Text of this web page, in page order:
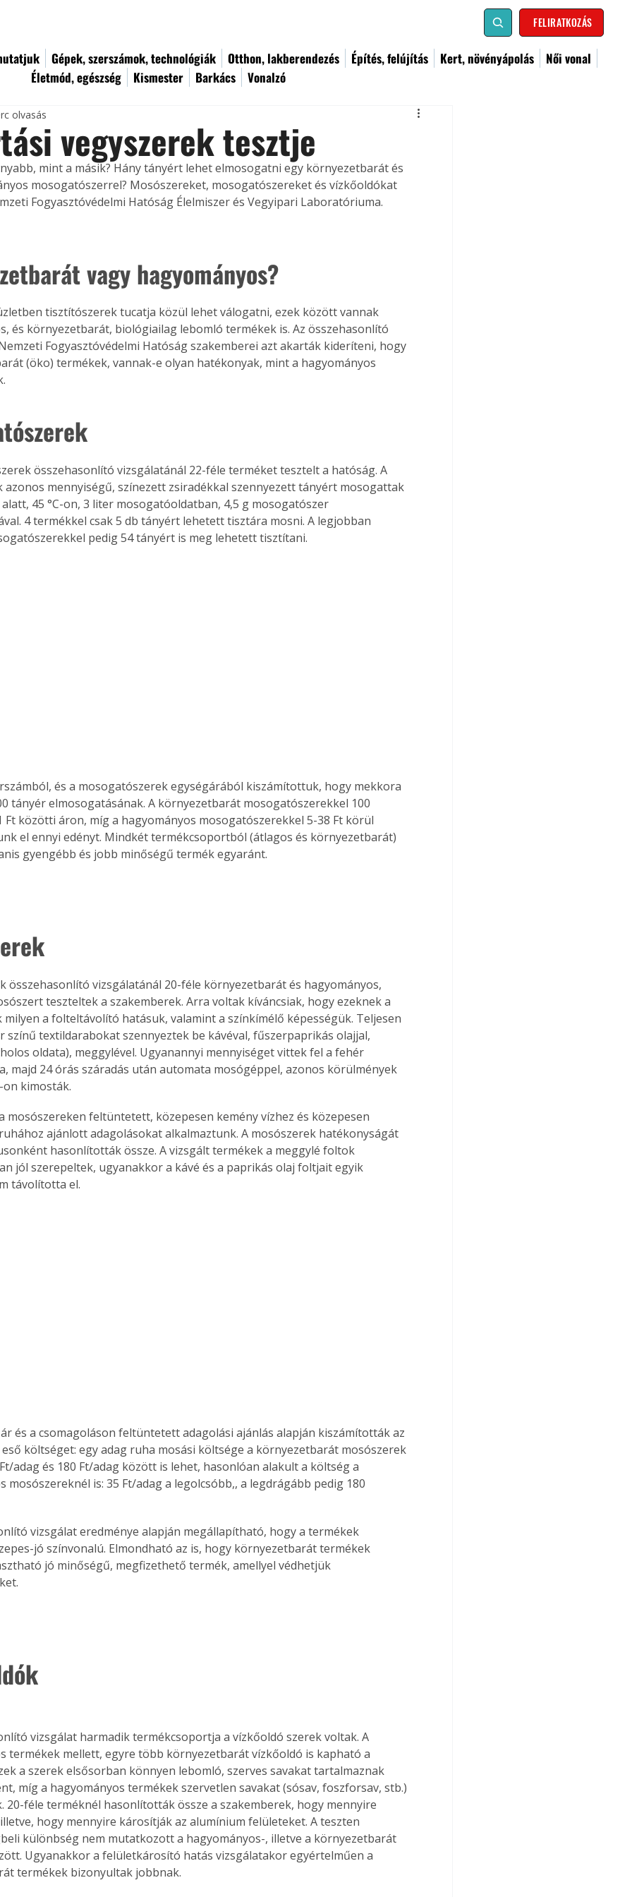
FELIRATKOZÁS
Gépek, szerszámok, technológiák Otthon, lakberendezés Építés, felújítás Kert, növényápolás
Női vonal
Életmód, egészség
Kismester Barkács Vonalzó
egyedi
is
Bárhol,
élve
az
vegyszerek tesztje
olvasás
mint a másik? Hány tányért lehet elmosogatni egy környezetbarát és
mosogatószerrel? Mosószereket, mosogatószereket és vízkőoldókat
Fogyasztóvédelmi Hatóság Élelmiszer és Vegyipari Laboratóriuma.
vagy hagyományos?
tisztítószerek tucatja közül lehet válogatni, ezek között vannak
és környezetbarát, biológiailag lebomló termékek is. Az összehasonlító
Fogyasztóvédelmi Hatóság szakemberei azt akarták kideríteni, hogy
(öko) termékek, vannak-e olyan hatékonyak, mint a hagyományos
összehasonlító vizsgálatánál 22-féle terméket tesztelt a hatóság. A
azonos mennyiségű, színezett zsiradékkal szennyezett tányért mosogattak
45 °C-on, 3 liter mosogatóoldatban, 4,5 g mosogatószer
4 termékkel csak 5 db tányért lehetett tisztára mosni. A legjobban
pedig 54 tányért is meg lehetett tisztítani.
és a mosogatószerek egységárából kiszámítottuk, hogy mekkora
tányér elmosogatásának. A környezetbarát mosogatószerekkel 100
Ft közötti áron, míg a hagyományos mosogatószerekkel 5-38 Ft körül
el ennyi edényt. Mindkét termékcsoportból (átlagos és környezetbarát)
gyengébb és jobb minőségű termék egyaránt.
összehasonlító vizsgálatánál 20-féle környezetbarát és hagyományos,
teszteltek a szakemberek. Arra voltak kíváncsiak, hogy ezeknek a
a folteltávolító hatásuk, valamint a színkímélő képességük. Teljesen
színű textildarabokat szennyeztek be kávéval, fűszerpaprikás olajjal,
oldata), meggylével. Ugyanannyi mennyiséget vittek fel a fehér
majd 24 órás száradás után automata mosógéppel, azonos körülmények
on kimosták.
mosószereken feltüntetett, közepesen kemény vízhez és közepesen
ajánlott adagolásokat alkalmaztunk. A mosószerek hatékonyságát
hasonlították össze. A vizsgált termékek a meggylé foltok
jól szerepeltek, ugyanakkor a kávé és a paprikás olaj foltjait egyik
távolította el.
és a csomagoláson feltüntetett adagolási ajánlás alapján kiszámították az
költséget: egy adag ruha mosási költsége a környezetbarát mosószerek
adag és 180 Ft/adag között is lehet, hasonlóan alakult a költség a
mosószereknél is: 35 Ft/adag a legolcsóbb,, a legdrágább pedig 180
vizsgálat eredménye alapján megállapítható, hogy a termékek
jó színvonalú. Elmondható az is, hogy környezetbarát termékek
jó minőségű, megfizethető termék, amellyel védhetjük
vizsgálat harmadik termékcsoportja a vízkőoldó szerek voltak. A
termékek mellett, egyre több környezetbarát vízkőoldó is kapható a
a szerek elsősorban könnyen lebomló, szerves savakat tartalmaznak
míg a hagyományos termékek szervetlen savakat (sósav, foszforsav, stb.)
20-féle terméknél hasonlították össze a szakemberek, hogy mennyire
hogy mennyire károsítják az alumínium felületeket. A teszten
különbség nem mutatkozott a hagyományos-, illetve a környezetbarát
Ugyanakkor a felületkárosító hatás vizsgálatakor egyértelműen a
termékek bizonyultak jobbnak.